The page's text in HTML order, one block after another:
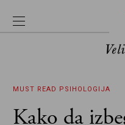
MUST READ PSIHOLOGIJA
Kako da